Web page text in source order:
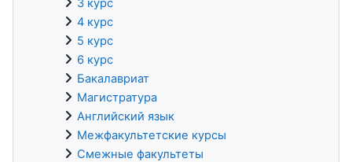
3 курс
4 курс
5 курс
6 курс
Бакалавриат
Магистратура
Английский язык
Межфакультетские курсы
Смежные факультеты